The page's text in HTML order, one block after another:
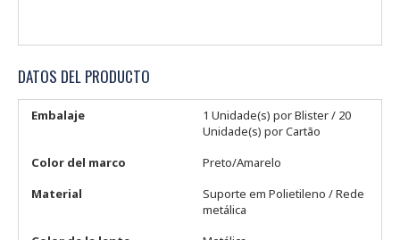
DATOS DEL PRODUCTO
Embalaje
1 Unidade(s) por Blister / 20
Unidade(s) por Cartão
Color del marco
Preto/Amarelo
Material
Suporte em Polietileno / Rede
metálica